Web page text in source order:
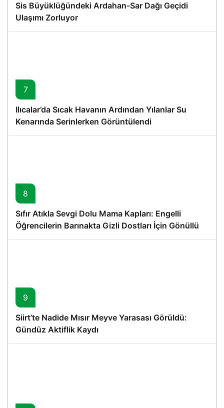
Sis Büyüklüğündeki Ardahan-Sar Dağı Geçidi
Ulaşımı Zorluyor
7
Ilıcalar’da Sıcak Havanın Ardından Yılanlar Su
Kenarında Serinlerken Görüntülendi
8
Sıfır Atıkla Sevgi Dolu Mama Kapları: Engelli
Öğrencilerin Barınakta Gizli Dostları İçin Gönüllü
Proje
9
Siirt’te Nadide Mısır Meyve Yarasası Görüldü:
Gündüz Aktiflik Kaydı